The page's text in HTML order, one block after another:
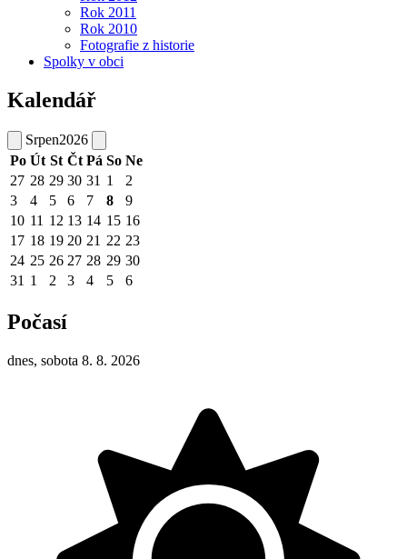
Rok 2011
Rok 2010
Fotografie z historie
Spolky v obci
Kalendář
Srpen2026
Po Út St Čt Pá So Ne
27 28 29 30 31 1
2
3
4 5 6 7 8
9
10 11 12 13 14 15 16
17 18 19 20 21 22 23
24 25 26 27 28 29 30
31 1 2 3 4 5 6
Počasí
dnes, sobota 8. 8. 2026